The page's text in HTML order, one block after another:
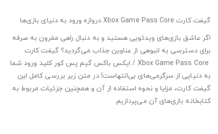
گیفت کارت Xbox Game Pass Core دروازه ورود به دنیای بازی‌ها
اگر عاشق بازی‌های ویدئویی هستید و به دنبال راهی مقرون به صرفه
برای دسترسی به انبوهی از عناوین جذاب می‌گردید؟ گیفت کارت
Xbox Game Pass Core / ایکس باکس گیم پس کور کلید ورود شما
به دنیایی از سرگرمی‌های بی‌انتهاست! در متن زیر بررسی کامل این
گیفت کارت، مزایا و نحوه استفاده از آن و همچنین جزئیات مربوط به
کتابخانه بازی‌های آن می‌پردازیم.